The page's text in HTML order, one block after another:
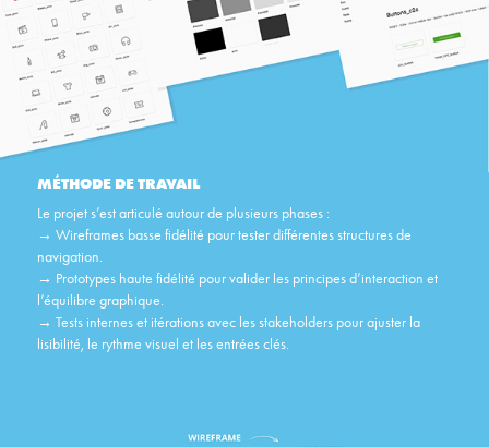
MÉTHODE DE TRAVAIL
Le projet s’est articulé autour de plusieurs phases :​​​​​​​
→ Wireframes basse fidélité pour tester différentes structures de
navigation.
→ Prototypes haute fidélité pour valider les principes d’interaction et
l’équilibre graphique.
→ Tests internes et itérations avec les stakeholders pour ajuster la
lisibilité, le rythme visuel et les entrées clés.